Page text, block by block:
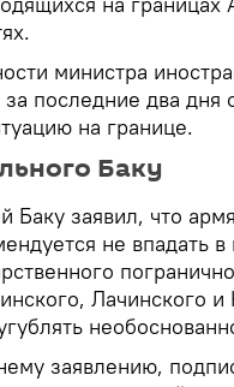
министра
последние два
на границе.
Баку
Баку заявил, что
не впадать в
Лачинского
заявлению,